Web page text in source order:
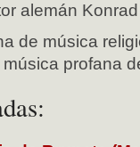
alemán
de música
profana